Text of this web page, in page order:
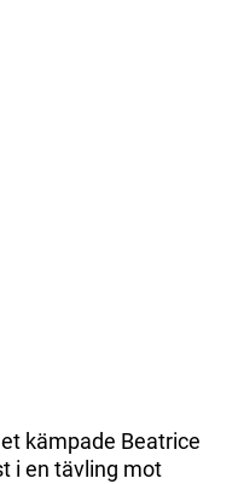
kämpade Beatrice
i en tävling mot